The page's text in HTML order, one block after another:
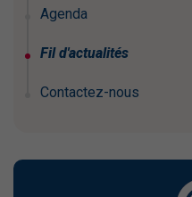
Agenda
Fil d'actualités
Contactez-nous